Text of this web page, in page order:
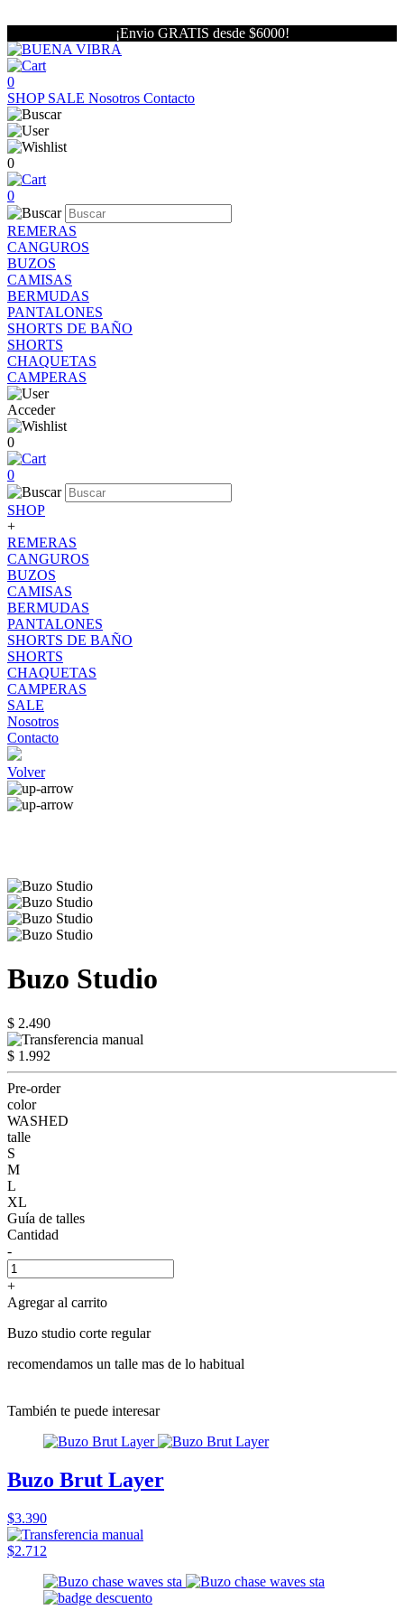
¡Envio GRATIS desde $6000!
0
SHOP SALE Nosotros Contacto
0
0
REMERAS
CANGUROS
BUZOS
CAMISAS
BERMUDAS
PANTALONES
SHORTS DE BAÑO
SHORTS
CHAQUETAS
CAMPERAS
Acceder
0
0
SHOP
+
REMERAS
CANGUROS
BUZOS
CAMISAS
BERMUDAS
PANTALONES
SHORTS DE BAÑO
SHORTS
CHAQUETAS
CAMPERAS
SALE
Nosotros
Contacto
Volver
Buzo Studio
$ 2.490
$ 1.992
Pre-order
color
WASHED
talle
S
M
L
XL
Guía de talles
Cantidad
-
+
Agregar al carrito
Buzo studio corte regular
recomendamos un talle mas de lo habitual
También te puede interesar
Buzo Brut Layer
$3.390
$2.712